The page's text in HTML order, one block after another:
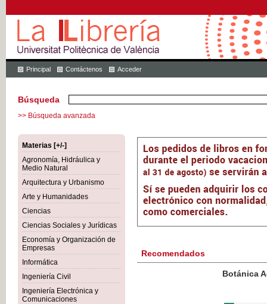
Principal Contáctenos Acceder
Búsqueda
>> Búsqueda avanzada
Materias [+/-]
Agronomía, Hidráulica y
Medio Natural
Arquitectura y Urbanismo
Arte y Humanidades
Ciencias
Ciencias Sociales y Jurídicas
Economía y Organización de
Empresas
Informática
Ingeniería Civil
Ingeniería Electrónica y
Comunicaciones
Recomendados
Botánica Agroalimentaria